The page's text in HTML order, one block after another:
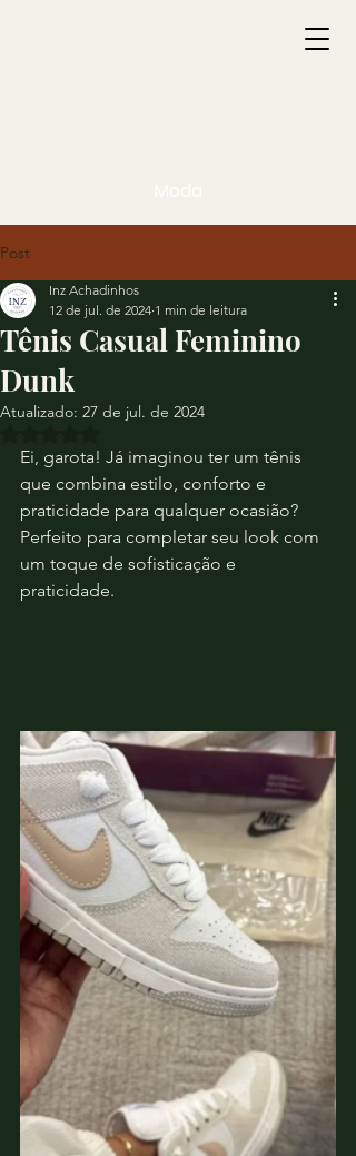
Post
Tênis Casual Feminino
Dunk
Inz Achadinhos
12 de jul. de 2024 1 min de leitura
Atualizado: 27 de jul. de 2024
Ei, garota! Já imaginou ter um tênis
que combina estilo, conforto e
praticidade para qualquer ocasião?
Perfeito para completar seu look com
um toque de sofisticação e
praticidade.